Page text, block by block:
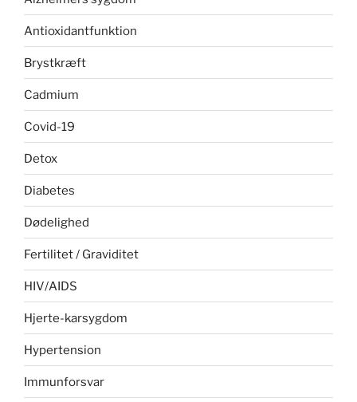
Antioxidantfunktion
Brystkræft
Cadmium
Covid-19
Detox
Diabetes
Dødelighed
Fertilitet / Graviditet
HIV/AIDS
Hjerte-karsygdom
Hypertension
Immunforsvar